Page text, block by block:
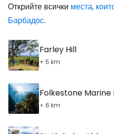
Открийте всички места,
Барбадос.
Farley Hill
+ 5 km
Folkestone Marine
+ 6 km